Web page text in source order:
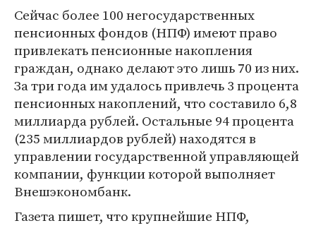
Сейчас более 100 негосударственных
пенсионных фондов (НПФ) имеют право
привлекать пенсионные накопления
граждан, однако делают это лишь 70 из них.
За три года им удалось привлечь 3 процента
пенсионных накоплений, что составило 6,8
миллиарда рублей. Остальные 94 процента
(235 миллиардов рублей) находятся в
управлении государственной управляющей
компании, функции которой выполняет
Внешэкономбанк.
Газета пишет, что крупнейшие НПФ,